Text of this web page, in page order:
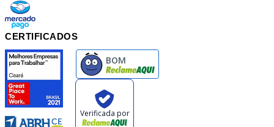
mercadopago
CERTIFICADOS